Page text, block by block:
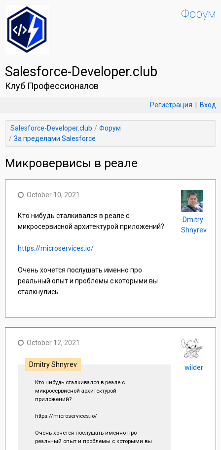
Salesforce-Developer.club
Клуб Профессионалов
Форум
Регистрация Вход
Salesforce-Developer.club
Форум
За пределами Salesforce
Микровервисы в реале
October 10, 2021
Кто нибудь сталкивался в реале с
микросервисной архитектурой приложений?
https://microservices.io/
Очень хочется послушать именно про
реальный опыт и проблемы с которыми вы
сталкнулись.
Dmitry
Shnyrev
October 12, 2021
Dmitry Shnyrev
Кто нибудь сталкивался в реале с
микросервисной архитектурой
приложений?
https://microservices.io/
Очень хочется послушать именно про
реальный опыт и проблемы с которыми вы
wilder